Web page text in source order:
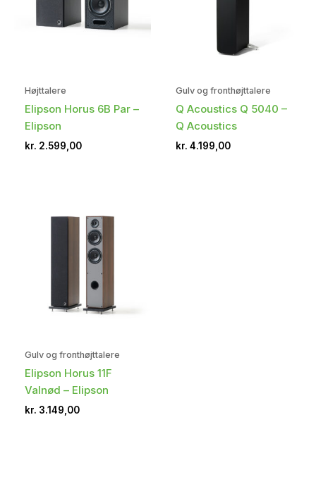
Højttalere
Elipson Horus 6B Par –
Elipson
kr. 2.599,00
Gulv og fronthøjttalere
Q Acoustics Q 5040 –
Q Acoustics
kr. 4.199,00
Gulv og fronthøjttalere
Elipson Horus 11F
Valnød – Elipson
kr. 3.149,00